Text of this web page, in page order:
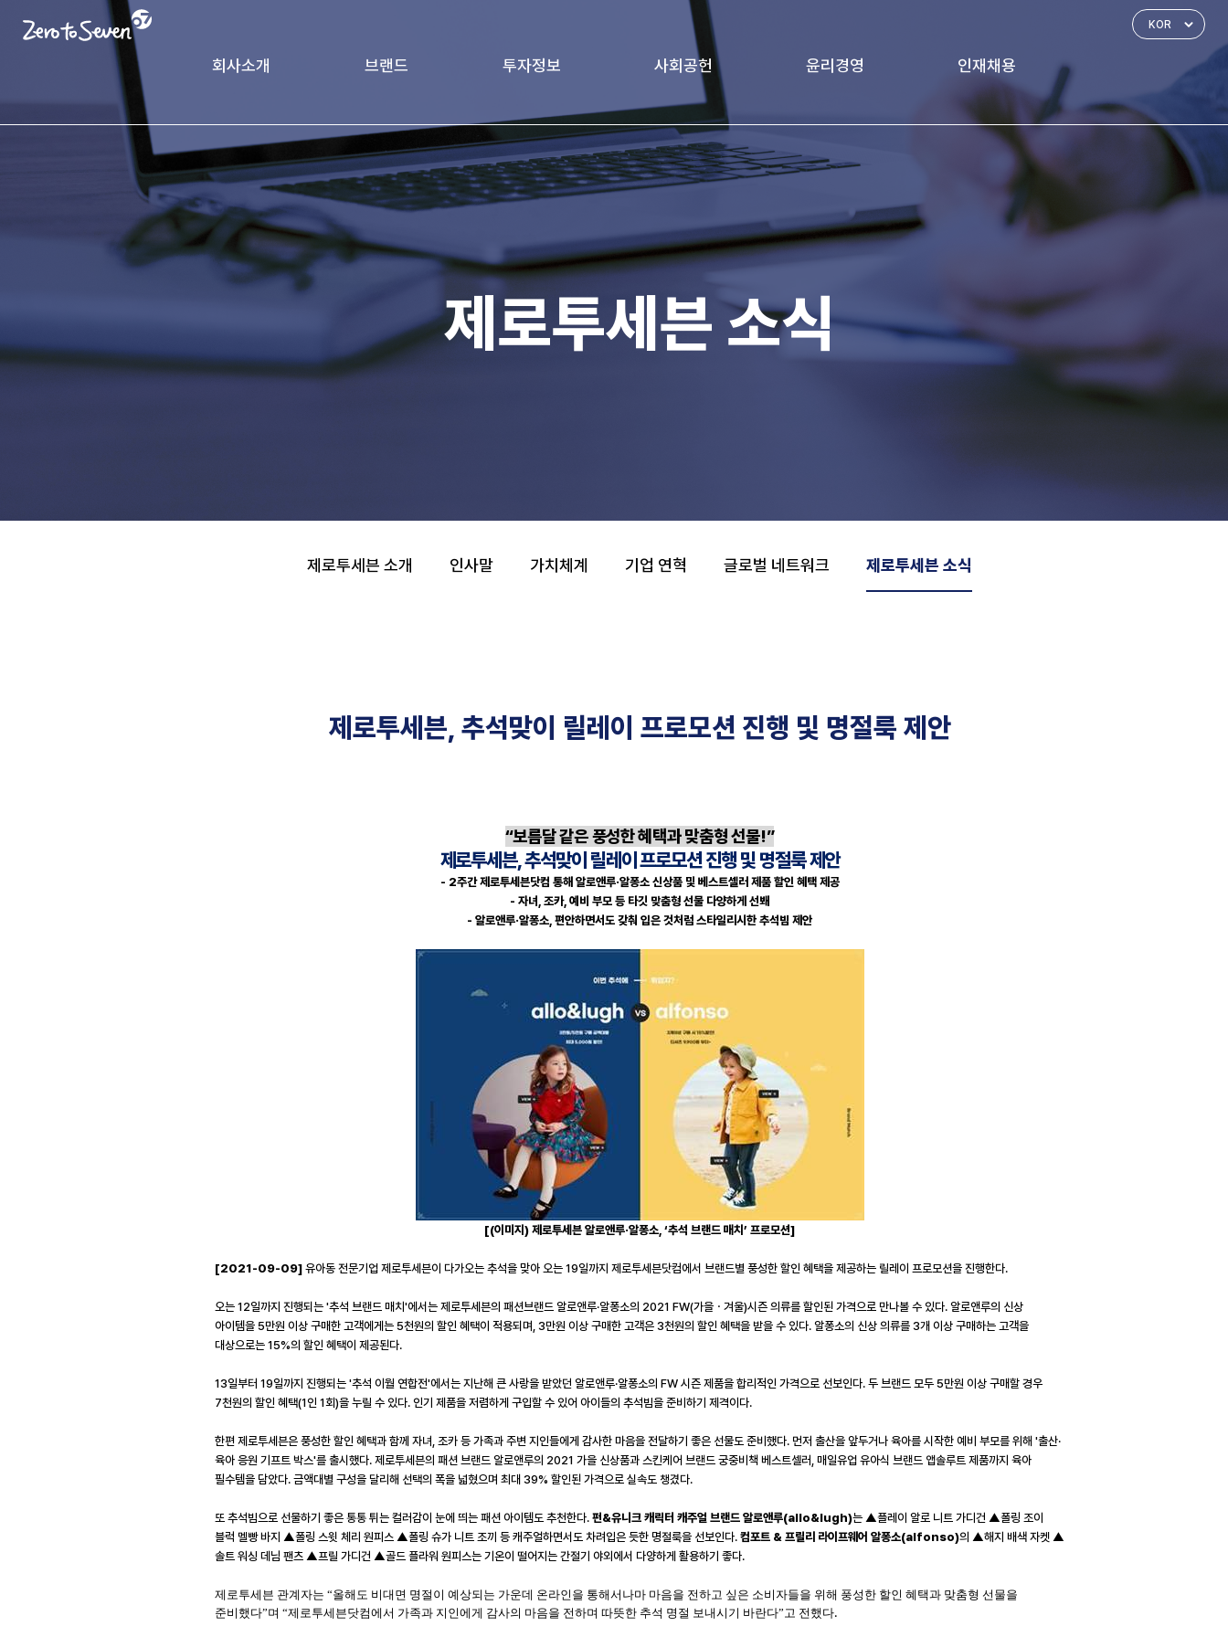
회사소개
제로투세븐 소개
인사말
가치체계
브랜드
궁중비책
CK Package
투자정보
재무정보
IR 자료실
사회공헌
Love Project
가족친화경영문화
윤리경영
신고하기
인재채용
채용공고
제로투세븐 소식
제로투세븐 소개 인사말 가치체계 기업 연혁 글로벌 네트워크 제로투세븐 소식
제로투세븐, 추석맞이 릴레이 프로모션 진행 및 명절룩 제안
“보름달 같은 풍성한 혜택과 맞춤형 선물!”
제로투세븐,추석맞이 릴레이 프로모션 진행 및 명절룩 제안
- 2주간 제로투세븐닷컴 통해 알로앤루·알퐁소 신상품 및 베스트셀러 제품 할인 혜택 제공
- 자녀, 조카, 예비 부모 등 타깃 맞춤형 선물 다양하게 선봬
- 알로앤루·알퐁소, 편안하면서도 갖춰 입은 것처럼 스타일리시한 추석빔 제안
[(이미지 ) 제로투세븐 알로앤루·알퐁소, ‘추석 브랜드 매치’ 프로모션]
[2021-09-09] 유아동 전문기업 제로투세븐이 다가오는 추석을 맞아 오는 19일까지 제로투세븐닷컴에서 브랜드별 풍성한 할인 혜택을 제공하는 릴레이 프로모션을 진행한다.
오는 12일까지 진행되는 '추석 브랜드 매치 '에서는 제로투세븐의 패션브랜드 알로앤루·알퐁소의 2021 FW(가을ㆍ겨울)시즌 의류를 할인된 가격으로 만나볼 수 있다. 알로앤루의 신상
아이템을 5만원 이상 구매한 고객에게는 5천원의 할인 혜택이 적용되며 , 3만원 이상 구매한 고객은 3천원의 할인 혜택을 받을 수 있다. 알퐁소의 신상 의류를 3개 이상 구매하는 고객을
대상으로는 15%의 할인 혜택이 제공된다.
13일부터 19일까지 진행되는 '추석 이월 연합전'에서는 지난해 큰 사랑을 받았던 알로앤루·알퐁소의 FW 시즌 제품을 합리적인 가격으로 선보인다. 두 브랜드 모두 5만원 이상 구매할 경우
7천원의 할인 혜택(1인 1회)을 누릴 수 있다. 인기 제품을 저렴하게 구입할 수 있어 아이들의 추석빔을 준비하기 제격이다.
한편 제로투세븐은 풍성한 할인 혜택과 함께 자녀 , 조카 등 가족과 주변 지인들에게 감사한 마음을 전달하기 좋은 선물도 준비했다. 먼저 출산을 앞두거나 육아를 시작한 예비 부모를 위해 '출산·
육아 응원 기프트 박스'를 출시했다. 제로투세븐의 패션 브랜드 알로앤루의 2021 가을 신상품과 스킨케어 브랜드 궁중비책 베스트셀러 , 매일유업 유아식 브랜드 앱솔루트 제품까지 육아
필수템을 담았다. 금액대별 구성을 달리해 선택의 폭을 넓혔으며 최대 39% 할인된 가격으로 실속도 챙겼다.
또 추석빔으로 선물하기 좋은 통통 튀는 컬러감이 눈에 띄는 패션 아이템도 추천한다. 펀&유니크 캐릭터 캐주얼 브랜드 알로앤루(allo&lugh)는 ▲플레이 알로 니트 가디건 ▲폴링 조이
블럭 멜빵 바지 ▲폴링 스윗 체리 원피스 ▲폴링 슈가 니트 조끼 등 캐주얼하면서도 차려입은 듯한 명절룩을 선보인다. 컴포트 & 프릴리 라이프웨어 알퐁소(alfonso)의 ▲해지 배색 자켓 ▲
솔트 워싱 데님 팬츠 ▲프릴 가디건 ▲골드 플라워 원피스는 기온이 떨어지는 간절기 야외에서 다양하게 활용하기 좋다.
제로투세븐 관계자는 “올해도 비대면 명절이 예상되는 가운데 온라인을 통해서나마 마음을 전하고 싶은 소비자들을 위해 풍성한 할인 혜택과 맞춤형 선물을
준비했다”며 “제로투세븐닷컴에서 가족과 지인에게 감사의 마음을 전하며 따뜻한 추석 명절 보내시기 바란다”고 전했다.